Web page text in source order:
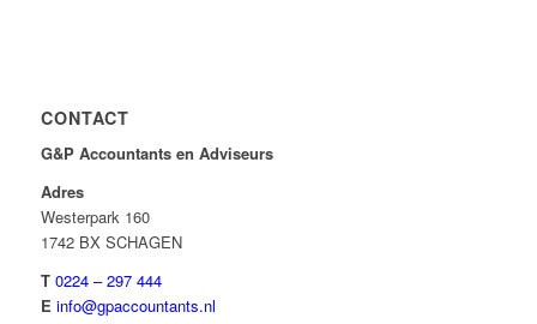
CONTACT
G&P Accountants en Adviseurs
Adres
Westerpark 160
1742 BX SCHAGEN
T 0224 – 297 444
E info@gpaccountants.nl